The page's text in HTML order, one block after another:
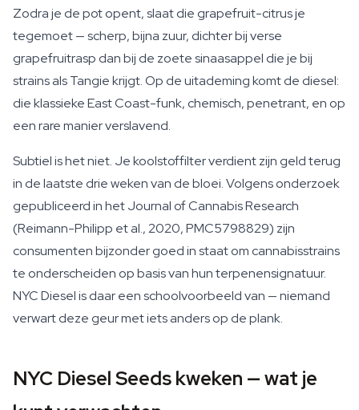
Zodra je de pot opent, slaat die grapefruit-citrus je
tegemoet — scherp, bijna zuur, dichter bij verse
grapefruitrasp dan bij de zoete sinaasappel die je bij
strains als Tangie krijgt. Op de uitademing komt de diesel:
die klassieke East Coast-funk, chemisch, penetrant, en op
een rare manier verslavend.
Subtiel is het niet. Je koolstoffilter verdient zijn geld terug
in de laatste drie weken van de bloei. Volgens onderzoek
gepubliceerd in het Journal of Cannabis Research
(Reimann-Philipp et al., 2020, PMC5798829) zijn
consumenten bijzonder goed in staat om cannabisstrains
te onderscheiden op basis van hun terpenensignatuur.
NYC Diesel is daar een schoolvoorbeeld van — niemand
verwart deze geur met iets anders op de plank.
NYC Diesel Seeds kweken — wat je